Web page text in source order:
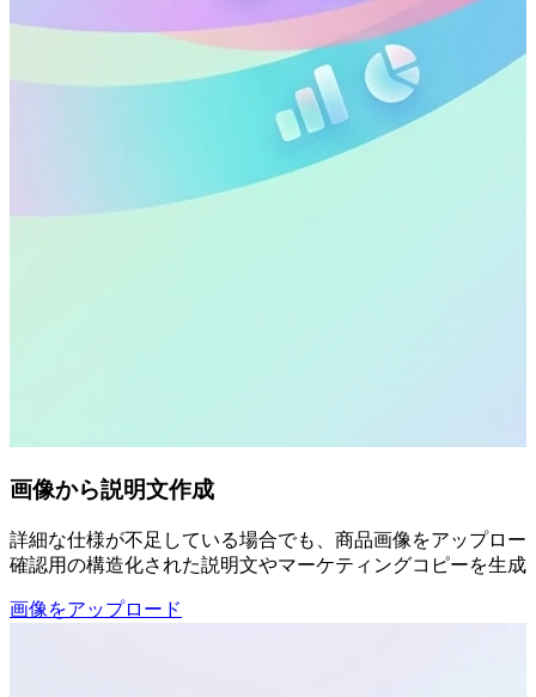
画像から説明文作成
詳細な仕様が不足している場合でも、商品画像をアップロ
確認用の構造化された説明文やマーケティングコピーを生成
画像をアップロード